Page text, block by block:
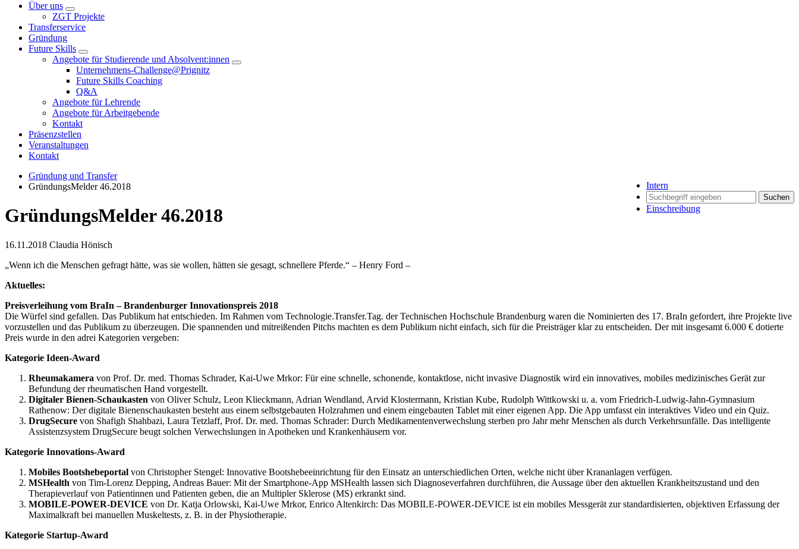
Über uns
ZGT Projekte
Transferservice
Gründung
Future Skills
Angebote für Studierende und Absolvent:innen
Unternehmens-Challenge@Prignitz
Future Skills Coaching
Q&A
Angebote für Lehrende
Angebote für Arbeitgebende
Kontakt
Präsenzstellen
Veranstaltungen
Kontakt
Intern
Suchen
Einschreibung
Gründung und Transfer
GründungsMelder 46.2018
GründungsMelder 46.2018
16.11.2018 Claudia Hönisch
„Wenn ich die Menschen gefragt hätte, was sie wollen, hätten sie gesagt, schnellere Pferde.“ – Henry Ford –
Aktuelles:
Preisverleihung vom BraIn – Brandenburger Innovationspreis 2018
Die Würfel sind gefallen. Das Publikum hat entschieden. Im Rahmen vom Technologie.Transfer.Tag. der Technischen Hochschule Brandenburg waren die Nominierten des 17. BraIn gefordert, ihre Projekte live
vorzustellen und das Publikum zu überzeugen. Die spannenden und mitreißenden Pitchs machten es dem Publikum nicht einfach, sich für die Preisträger klar zu entscheiden. Der mit insgesamt 6.000 € dotierte
Preis wurde in den adrei Kategorien vergeben:
Kategorie Ideen-Award
Rheumakamera von Prof. Dr. med. Thomas Schrader, Kai-Uwe Mrkor: Für eine schnelle, schonende, kontaktlose, nicht invasive Diagnostik wird ein innovatives, mobiles medizinisches Gerät zur
Befundung der rheumatischen Hand vorgestellt.
Digitaler Bienen-Schaukasten von Oliver Schulz, Leon Klieckmann, Adrian Wendland, Arvid Klostermann, Kristian Kube, Rudolph Wittkowski u. a. vom Friedrich-Ludwig-Jahn-Gymnasium
Rathenow: Der digitale Bienenschaukasten besteht aus einem selbstgebauten Holzrahmen und einem eingebauten Tablet mit einer eigenen App. Die App umfasst ein interaktives Video und ein Quiz.
DrugSecure von Shafigh Shahbazi, Laura Tetzlaff, Prof. Dr. med. Thomas Schrader: Durch Medikamentenverwechslung sterben pro Jahr mehr Menschen als durch Verkehrsunfälle. Das intelligente
Assistenzsystem DrugSecure beugt solchen Verwechslungen in Apotheken und Krankenhäusern vor.
Kategorie Innovations-Award
Mobiles Bootshebeportal von Christopher Stengel: Innovative Bootshebeeinrichtung für den Einsatz an unterschiedlichen Orten, welche nicht über Krananlagen verfügen.
MSHealth von Tim-Lorenz Depping, Andreas Bauer: Mit der Smartphone-App MSHealth lassen sich Diagnoseverfahren durchführen, die Aussage über den aktuellen Krankheitszustand und den
Therapieverlauf von Patientinnen und Patienten geben, die an Multipler Sklerose (MS) erkrankt sind.
MOBILE-POWER-DEVICE von Dr. Katja Orlowski, Kai-Uwe Mrkor, Enrico Altenkirch: Das MOBILE-POWER-DEVICE ist ein mobiles Messgerät zur standardisierten, objektiven Erfassung der
Maximalkraft bei manuellen Muskeltests, z. B. in der Physiotherapie.
Kategorie Startup-Award